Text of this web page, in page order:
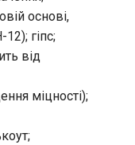
основі,
гіпс;
від
міцності);